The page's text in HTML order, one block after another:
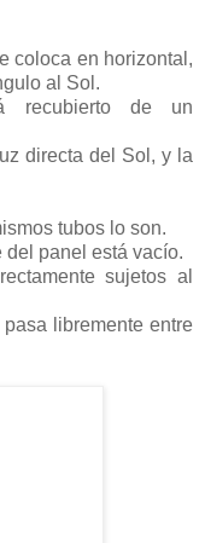
coloca en horizontal,
al Sol.
recubierto de un
directa del Sol, y la
tubos lo son.
del panel está vacío.
sujetos al
libremente entre